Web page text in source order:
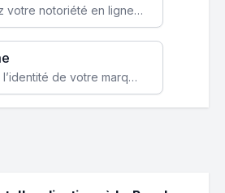
Augmentez votre notoriété en ligne et stimulez la croissance de votre entreprise grâce à une stratégie sociale sur mesure.
Renforcez l’identité de votre marque avec un design unique qui capte l’attention et engage vos clients.